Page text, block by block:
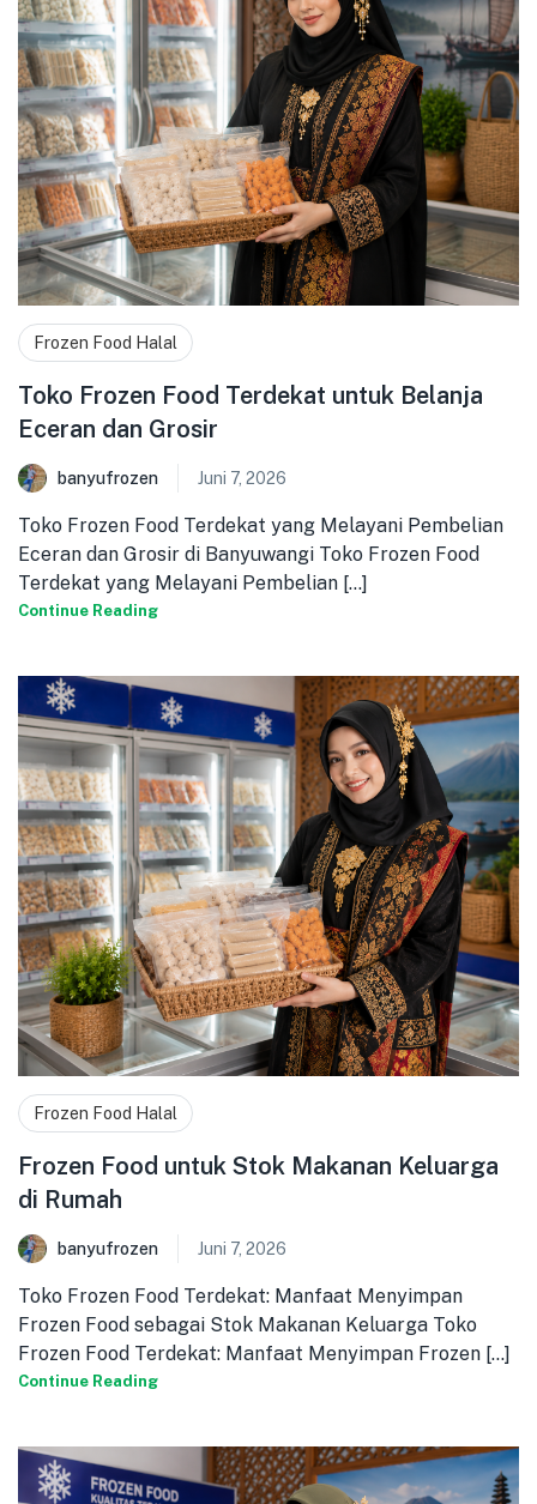
Frozen Food Halal
Toko Frozen Food Terdekat untuk Belanja
Eceran dan Grosir
banyufrozen Juni 7, 2026
Toko Frozen Food Terdekat yang Melayani Pembelian
Eceran dan Grosir di Banyuwangi Toko Frozen Food
Terdekat yang Melayani Pembelian [...]
Continue Reading
Frozen Food Halal
Frozen Food untuk Stok Makanan Keluarga
di Rumah
banyufrozen Juni 7, 2026
Toko Frozen Food Terdekat: Manfaat Menyimpan
Frozen Food sebagai Stok Makanan Keluarga Toko
Frozen Food Terdekat: Manfaat Menyimpan Frozen [...]
Continue Reading